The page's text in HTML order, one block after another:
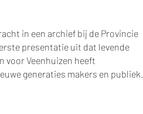
in een archief bij de Provincie
presentatie uit dat levende
voor Veenhuizen heeft
generaties makers en publiek.